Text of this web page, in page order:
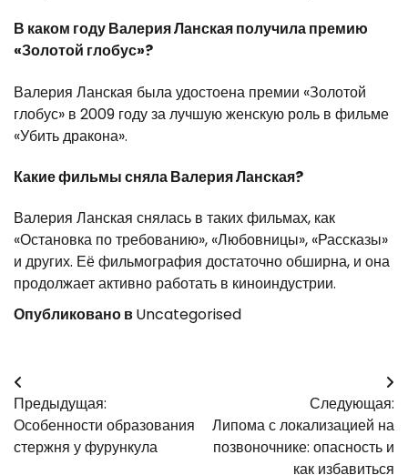
В каком году Валерия Ланская получила премию
«Золотой глобус»?
Валерия Ланская была удостоена премии «Золотой
глобус» в 2009 году за лучшую женскую роль в фильме
«Убить дракона».
Какие фильмы сняла Валерия Ланская?
Валерия Ланская снялась в таких фильмах, как
«Остановка по требованию», «Любовницы», «Рассказы»
и других. Её фильмография достаточно обширна, и она
продолжает активно работать в киноиндустрии.
Опубликовано вUncategorised
Навигация
по
записям
Предыдущая:
Особенности образования
стержня у фурункула
Следующая:
Липома с локализацией на
позвоночнике: опасность и
как избавиться